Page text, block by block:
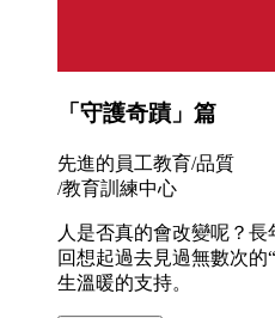
「守護奇蹟」篇
先進的員工教育/品質
/教育訓練中心
人是否真的會改變呢？
回想起過去見過無數次的
生溫暖的支持。